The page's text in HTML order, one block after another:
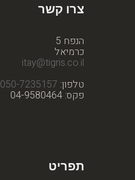
צרו קשר
הנפח 5
כרמיאל
itay@tigris.co.il
טלפון: 050-7235157
פקס: 04-9580464
תפריט